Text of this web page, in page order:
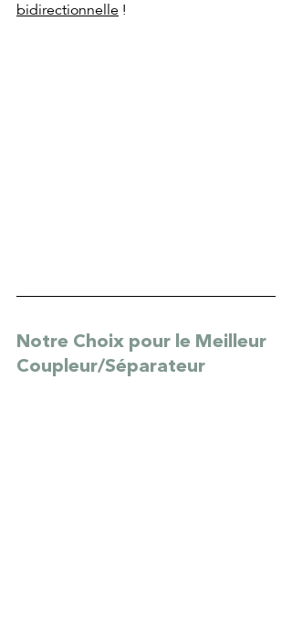
bidirectionnelle !
Notre Choix pour le Meilleur
Coupleur/Séparateur